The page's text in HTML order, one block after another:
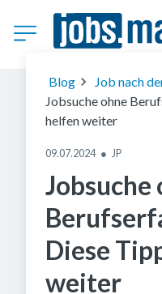
(c) Getty Images
Blog
Job nach
Jobsuche ohne
helfen weiter
09.07.2024 ● JP
Jobsuche
Diese
weiter